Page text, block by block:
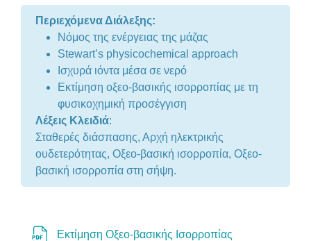
Section outline
Περιεχόμενα Διάλεξης:
Νόμος της ενέργειας της μάζας
Stewart’s physicochemical approach
Ισχυρά ιόντα μέσα σε νερό
Εκτίμηση οξεο-βασικής ισορροπίας με τη
φυσικοχημική προσέγγιση
Λέξεις Κλειδιά:
Σταθερές διάσπασης, Αρχή ηλεκτρικής
ουδετερότητας, Οξεο-βασική ισορροπία, Οξεο-
βασική ισορροπία στη σήψη.
Εκτίμηση Οξεο-βασικής Ισορροπίας